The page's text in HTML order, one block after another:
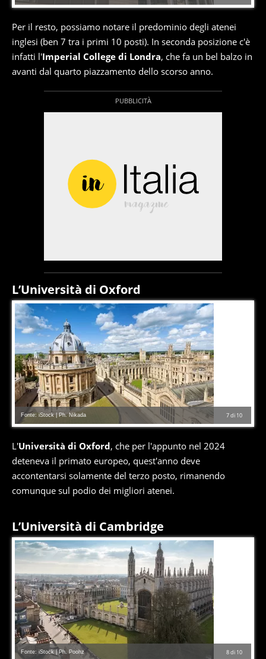
Per il resto, possiamo notare il predominio degli atenei
inglesi (ben 7 tra i primi 10 posti). In seconda posizione c'è
infatti l'Imperial College di Londra, che fa un bel balzo in
avanti dal quarto piazzamento dello scorso anno.
L’Università di Oxford
7di 10
Fonte: iStock | Ph. Nikada
L'Università di Oxford, che per l'appunto nel 2024
deteneva il primato europeo, quest'anno deve
accontentarsi solamente del terzo posto, rimanendo
comunque sul podio dei migliori atenei.
L’Università di Cambridge
8di 10
Fonte: iStock | Ph. Poohz